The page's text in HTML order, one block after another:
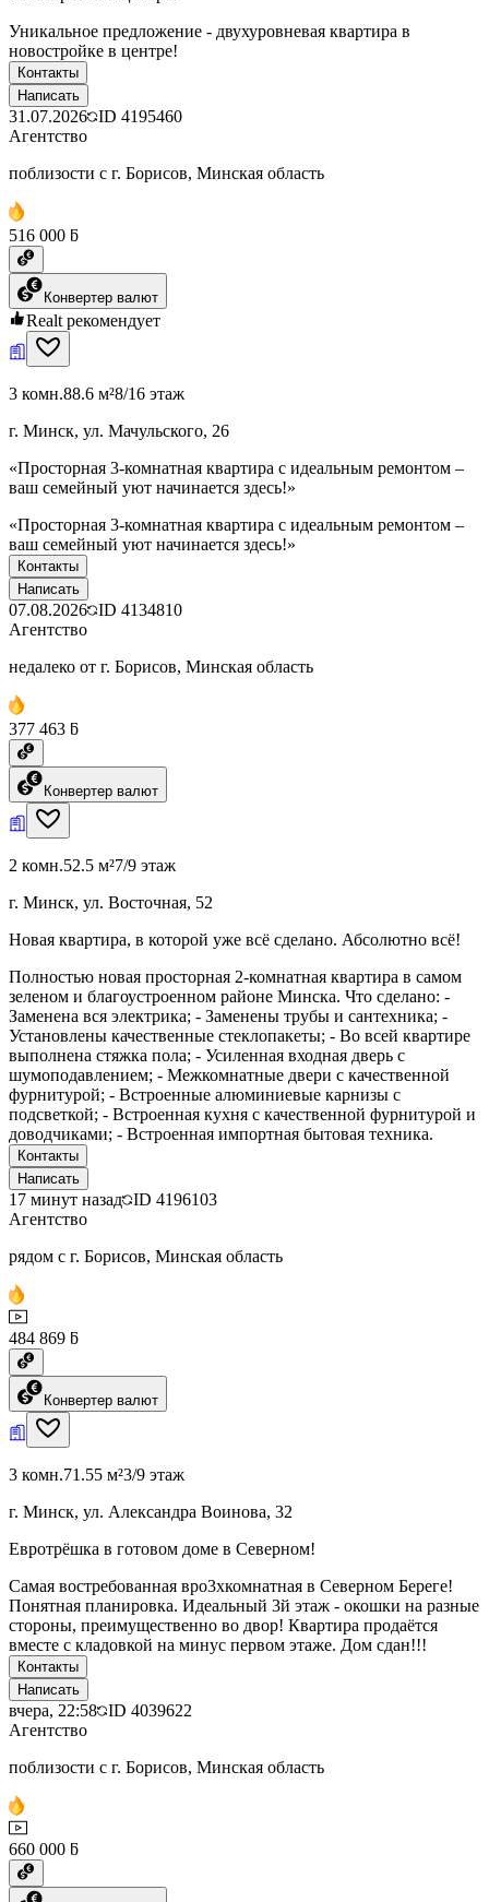
Уникальное предложение - двухуровневая квартира в
новостройке в центре!
Контакты
Написать
31.07.2026 ID 4195460
Агентство
поблизости с г. Борисов, Минская область
516 000 ƃ
Конвертер валют
Realt рекомендует
3 комн.88.6 м²8/16 этаж
г. Минск, ул. Мачульского, 26
«Просторная 3-комнатная квартира с идеальным ремонтом –
ваш семейный уют начинается здесь!»
«Просторная 3-комнатная квартира с идеальным ремонтом –
ваш семейный уют начинается здесь!»
Контакты
Написать
07.08.2026 ID 4134810
Агентство
недалеко от г. Борисов, Минская область
377 463 ƃ
Конвертер валют
2 комн.52.5 м²7/9 этаж
г. Минск, ул. Восточная, 52
Новая квартира, в которой уже всё сделано. Абсолютно всё!
Полностью новая просторная 2-комнатная квартира в самом
зеленом и благоустроенном районе Минска. Что сделано: -
Заменена вся электрика; - Заменены трубы и сантехника; -
Установлены качественные стеклопакеты; - Во всей квартире
выполнена стяжка пола; - Усиленная входная дверь c
шумоподавлением; - Межкомнатные двери с качественной
фурнитурой; - Встроенные алюминиевые карнизы с
подсветкой; - Встроенная кухня с качественной фурнитурой и
доводчиками; - Встроенная импортная бытовая техника.
Контакты
Написать
17 минут назад ID 4196103
Агентство
рядом с г. Борисов, Минская область
484 869 ƃ
Конвертер валют
3 комн.71.55 м²3/9 этаж
г. Минск, ул. Александра Воинова, 32
Евротрёшка в готовом доме в Северном!
Самая востребованная вро3хкомнатная в Северном Береге!
Понятная планировка. Идеальный 3й этаж - окошки на разные
стороны, преимущественно во двор! Квартира продаётся
вместе с кладовкой на минус первом этаже. Дом сдан!!!
Контакты
Написать
вчера, 22:58 ID 4039622
Агентство
поблизости с г. Борисов, Минская область
660 000 ƃ